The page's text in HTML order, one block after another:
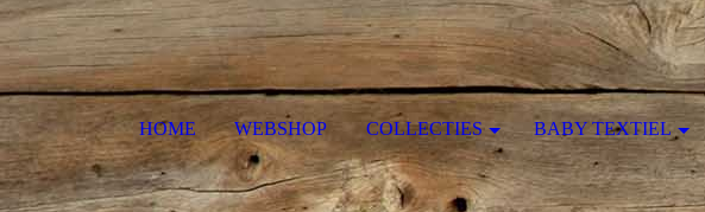
HOME WEBSHOP COLLECTIES BABY TEXTIEL